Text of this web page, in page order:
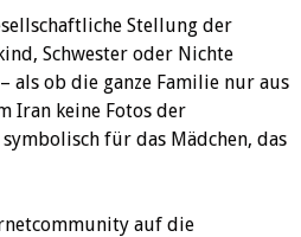
Stellung der
Schwester oder Nichte
ob die ganze Familie nur aus
Iran keine Fotos der
für das Mädchen, das
auf die